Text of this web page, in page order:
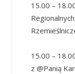
15.00 –
15.00 –
z @Panią